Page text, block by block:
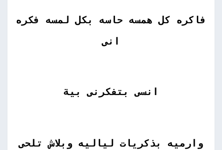
فاكره كل همسه حاسه بكل لمسه فكره
انى
انسى بتفكرنى بية
وارميه بذكريات لياليه وبلاش تلحى